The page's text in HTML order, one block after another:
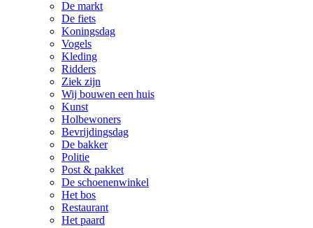
De markt
De fiets
Koningsdag
Vogels
Kleding
Ridders
Ziek zijn
Wij bouwen een huis
Kunst
Holbewoners
Bevrijdingsdag
De bakker
Politie
Post & pakket
De schoenenwinkel
Het bos
Restaurant
Het paard